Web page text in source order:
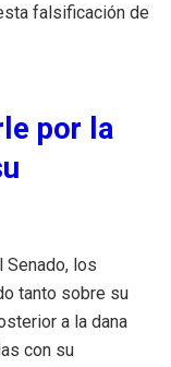
falsificación de
por la
Senado, los
tanto sobre su
a la dana
con su